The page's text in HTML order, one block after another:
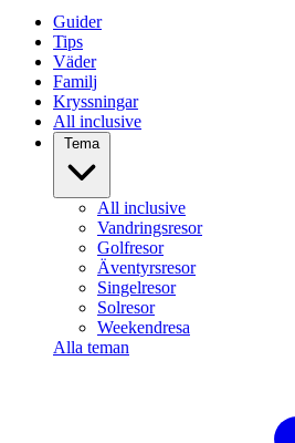
Guider
Tips
Väder
Familj
Kryssningar
All inclusive
Tema
All inclusive
Vandringsresor
Golfresor
Äventyrsresor
Singelresor
Solresor
Weekendresa
Alla teman